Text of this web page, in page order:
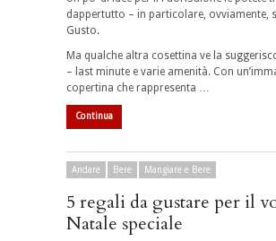
dappertutto – in particolare, ovviamente,
Gusto.
Ma qualche altra cosettina ve la
– last minute e varie amenità. Con
copertina che rappresenta …
Continua
Andare Bere Mangiare e Bere
5 regali da gustare per il
Natale speciale